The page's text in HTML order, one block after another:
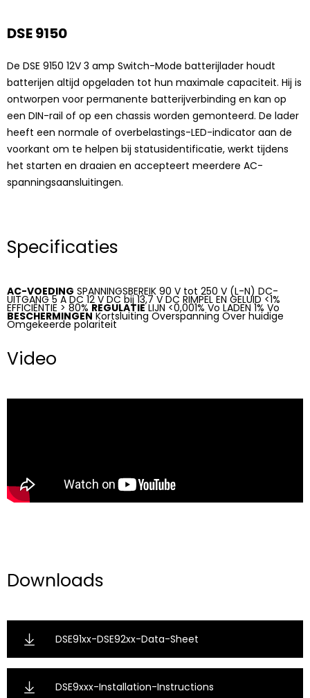
DSE 9150
De DSE 9150 12V 3 amp Switch-Mode batterijlader houdt
batterijen altijd opgeladen tot hun maximale capaciteit. Hij is
ontworpen voor permanente batterijverbinding en kan op
een DIN-rail of op een chassis worden gemonteerd. De lader
heeft een normale of overbelastings-LED-indicator aan de
voorkant om te helpen bij statusidentificatie, werkt tijdens
het starten en draaien en accepteert meerdere AC-
spanningsaansluitingen.
Specificaties
AC-VOEDING SPANNINGSBEREIK 90 V tot 250 V (L-N) DC-
UITGANG 5 A DC 12 V DC bij 13,7 V DC RIMPEL EN GELUID <1%
EFFICIËNTIE > 80% REGULATIELIJN <0,001% Vo LADEN 1% Vo
BESCHERMINGEN Kortsluiting Overspanning Over huidige
Omgekeerde polariteit
Video
Downloads
DSE91xx-DSE92xx-Data-Sheet
DSE9xxx-Installation-Instructions